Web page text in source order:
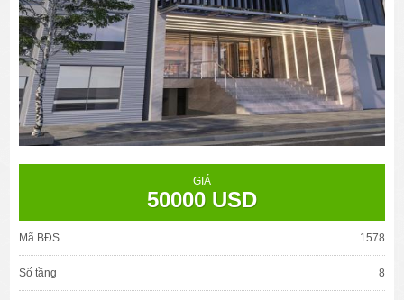
GIÁ
50000 USD
Mã BĐS 1578
Số tầng 8